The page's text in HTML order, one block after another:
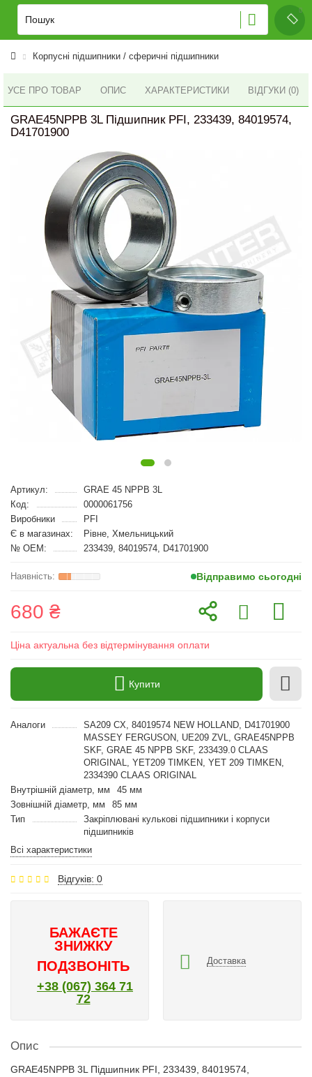
Корпусні підшипники / сферичні підшипники
УСЕ ПРО ТОВАР ОПИС ХАРАКТЕРИСТИКИ ВІДГУКИ (0)
GRAE45NPPB 3L Підшипник PFI, 233439, 84019574,
D41701900
Артикул:
GRAE 45 NPPB 3L
Код:
0000061756
Виробники
PFI
Є в магазинах:
Рівне, Хмельницький
№ OEM:
233439, 84019574, D41701900
Відправимо сьогодні
680 ₴
Ціна актуальна без відтермінування оплати
Купити
Аналоги
SA209 CX, 84019574 NEW HOLLAND, D41701900
MASSEY FERGUSON, UE209 ZVL, GRAE45NPPB
SKF, GRAE 45 NPPB SKF, 233439.0 CLAAS
ORIGINAL, YET209 TIMKEN, YET 209 TIMKEN,
2334390 CLAAS ORIGINAL
Внутрішній діаметр, мм
45 мм
Зовнішній діаметр, мм
85 мм
Тип
Закріплювані кулькові підшипники і корпуси
підшипників
Всі характеристики
Відгуків: 0
БАЖАЄТЕ
ЗНИЖКУ
ПОДЗВОНІТЬ
+38 (067) 364 71
72
Доставка
Опис
GRAE45NPPB 3L Підшипник PFI, 233439, 84019574,